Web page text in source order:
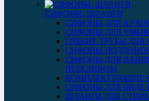
СИФОНЫ, ШЛАНГИ
СИФОНЫ ДЛЯ
СИФОНЫ ДЛЯ
ГИБКИЕ ТРУБЫ
СИФОНЫ
СИФОНЫ ДЛЯ
ПЕРЕЛИВОМ
КОМПЛЕКТУЮЩИЕ
СИФОНЫ ДЛЯ БИДЕ
ШЛАНГИ ДЛЯ